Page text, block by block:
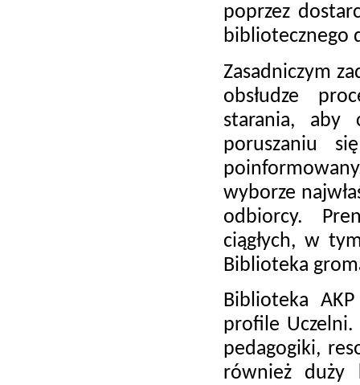
poprzez
bibliotecznego
Zasadniczym
obsłudze
starania, aby
poruszaniu
wyborze
odbiorcy.
ciągłych, w
Biblioteka
Biblioteka
profile Uczelni.
pedagogiki,
również duży